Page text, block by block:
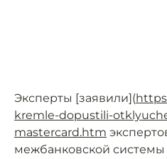
Эксперты [заявили](
kremle-dopustili-
mastercard.htm
межбанковской